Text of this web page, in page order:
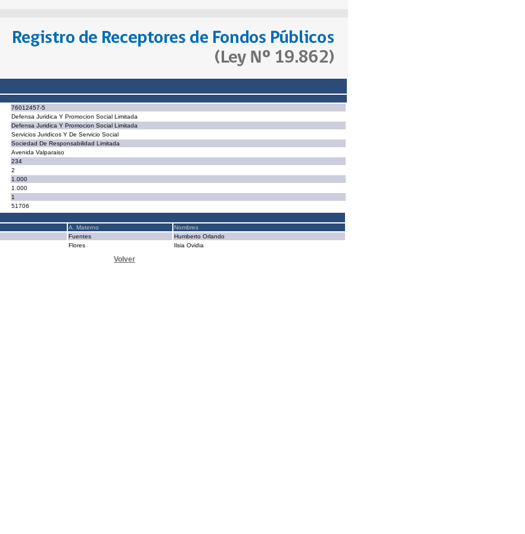
76012457-5
Defensa Juridica Y Promocion Social Limitada
Defensa Juridica Y Promocion Social Limitada
Servicios Juridicos Y De Servicio Social
Sociedad De Responsabilidad Limitada
Avenida Valparaiso
234
2
1.000
1.000
1
51706
A. Materno
Nombres
Fuentes
Humberto Orlando
Flores Ilsia Ovidia
Volver